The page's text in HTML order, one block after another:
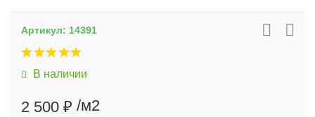
Артикул: 14391
В наличии
2 500 ₽ /м2